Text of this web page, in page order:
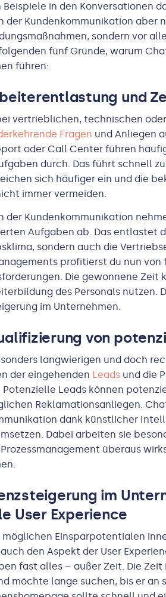
Beispiele in den Konversationen
der Kundenkommunikation aber
sondern vor
fünf Gründe, warum
führen:
und
vertrieblichen, technischen
Fragen und Anliegen
oder Call Center führen
durch. Das führt schnell
sich häufiger ein und die
immer vermeiden.
der Kundenkommunikation
Aufgaben ab. Das entlastet
sondern auch die
profitierst du nun
Die gewonnene Zeit
des Personals nutzen.
im Unternehmen.
von
langwierigen und doch
der eingehenden Leads und die
Potenzielle Leads können
Reklamationsanliegen.
dank künstlicher
Dabei arbeiten sie
überaus
im
User Experience
möglichen Einsparpotentialen
den Aspekt der User
fast alles – außer Zeit. Die
möchte lange suchen, bis er an